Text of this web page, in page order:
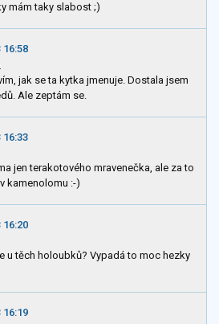
mám taky slabost ;)
16:58
jak se ta kytka jmenuje. Dostala jsem
Ale zeptám se.
16:33
jen terakotového mravenečka, ale za to
kamenolomu :-)
16:20
u těch holoubků? Vypadá to moc hezky
16:19